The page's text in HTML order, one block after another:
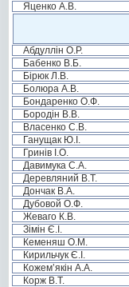
Яценко А.В.
Абдуллін О.Р.
Бабенко В.Б.
Бірюк Л.В.
Болюра А.В.
Бондаренко О.Ф.
Бородін В.В.
Власенко С.В.
Ганущак Ю.І.
Гринів І.О.
Давимука С.А.
Деревляний В.Т.
Дончак В.А.
Дубовой О.Ф.
Жеваго К.В.
Зімін Є.І.
Кеменяш О.М.
Кирильчук Є.І.
Кожем’якін А.А.
Корж В.Т.